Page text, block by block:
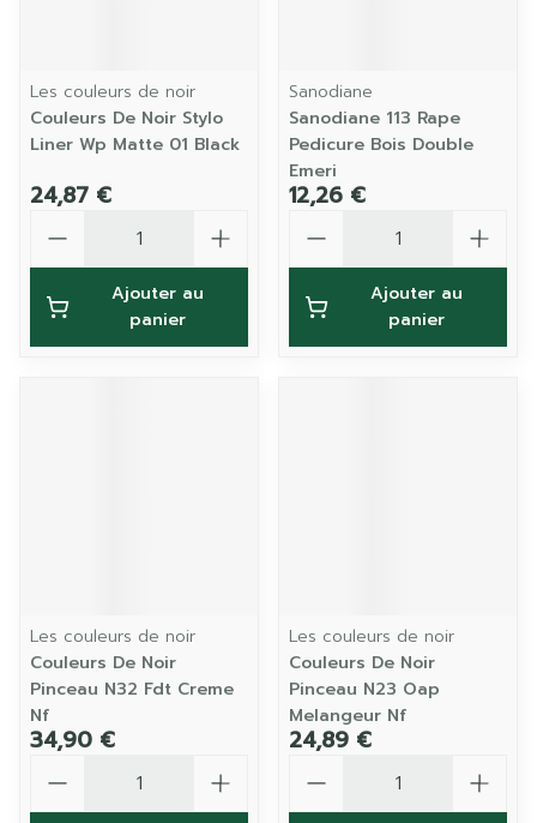
Les couleurs de noir
Couleurs De Noir Stylo
Liner Wp Matte 01 Black
24,87 €
Ajouter au
panier
Sanodiane
Sanodiane 113 Rape
Pedicure Bois Double
Emeri
12,26 €
Ajouter au
panier
Les couleurs de noir
Couleurs De Noir
Pinceau N32 Fdt Creme
Nf
34,90 €
Les couleurs de noir
Couleurs De Noir
Pinceau N23 Oap
Melangeur Nf
24,89 €